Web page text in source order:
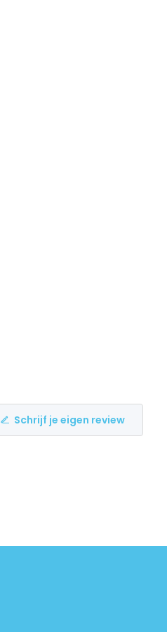
Schrijf je eigen review